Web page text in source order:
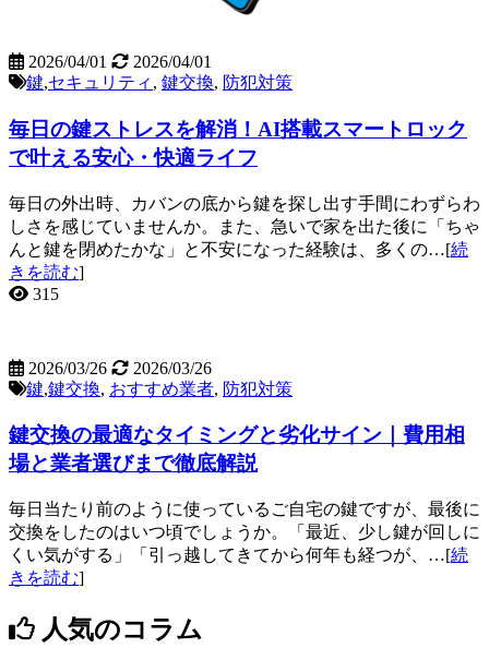
2026/04/01
2026/04/01
鍵,セキュリティ , 鍵交換, 防犯対策
毎日の鍵ストレスを解消！AI搭載スマートロック
で叶える安心・快適ライフ
毎日の外出時、カバンの底から鍵を探し出す手間にわずらわ
しさを感じていませんか。また、急いで家を出た後に「ちゃ
んと鍵を閉めたかな」と不安になった経験は、多くの…[続
きを読む]
315
2026/03/26
2026/03/26
鍵,鍵交換, おすすめ業者, 防犯対策
鍵交換の最適なタイミングと劣化サイン｜費用相
場と業者選びまで徹底解説
毎日当たり前のように使っているご自宅の鍵ですが、最後に
交換をしたのはいつ頃でしょうか。「最近、少し鍵が回しに
くい気がする」「引っ越してきてから何年も経つが、…[続
きを読む]
人気のコラム